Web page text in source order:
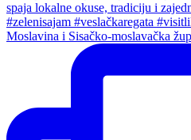
Moslavina i Sisačko-moslavačka